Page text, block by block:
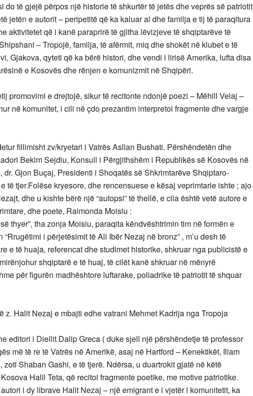
do të gjejë përpos një historie të shkurtër të jetës dhe veprës së patriotit
jetën e autorit – peripetitë që ka kaluar ai dhe familja e tij të paraqitura
aktivitetet që i kanë paraprirë të gjitha lëvizjeve të shqiptarëve të
– Tropojë, familja, të afërmit, miq dhe shokët në klubet e të
Gjakova, qyteti që ka bërë histori, dhe vendi i lirisë Amerika, lufta disa
e Kosovës dhe rënjen e komunizmit në Shqipëri.
promovimi e drejtojë, sikur të recitonte ndonjë poezi – Mëhill Velaj –
në komunitet, i cili në çdo prezantim interpretoi fragmente dhe vargje
fillimisht zv/kryetari i Vatrës Asllan Bushati. Përshëndetën dhe
Bekim Sejdiu, Konsull i Përgjithshëm i Republikës së Kosovës në
dr. Gjon Buçaj, Presidenti i Shoqatës së Shkrimtarëve Shqiptaro-
të tjer.Folëse kryesore, dhe rencensuese e kësaj veprimtarie ishte ; ajo
dhe u kishte bërë një “autopsi” të thellë, e cila është vetë autore e
dhe poete, Raimonda Moisiu :
thyer”, tha zonja Moisiu, paraqita këndvështrimin tim në formën e
i përjetësimit të Ali Ibër Nezaj në bronz” , m’u desh të
e të huaja, referencat dhe studimet historike, shkruar nga publicistë e
shqiptarë e të huaj, të cilët kanë shkruar në mënyrë
për figurën madhështore luftarake, poliadrike të patriotit të shquar
z. Halit Nezaj e mbajti edhe vatrani Mehmet Kadrija nga Tropoja
editori i Diellit Dalip Greca ( duke sjell një përshëndetje të professor
më të re të Vatrës në Amerikë, asaj në Hartford – Kenektikët, Iliam
zoti Shaban Gashi, e të tjerë. Ndërsa, u duartrokit gjatë në këtë
Halil Teta, që recitoi fragmente poetike, me motive patriotike.
i dy librave Halit Nezaj – një emigrant e i vjetër i komunitetit, ka